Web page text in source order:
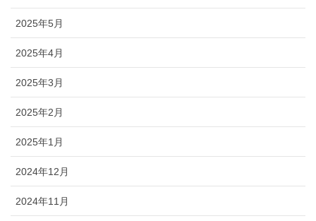
2025年5月
2025年4月
2025年3月
2025年2月
2025年1月
2024年12月
2024年11月